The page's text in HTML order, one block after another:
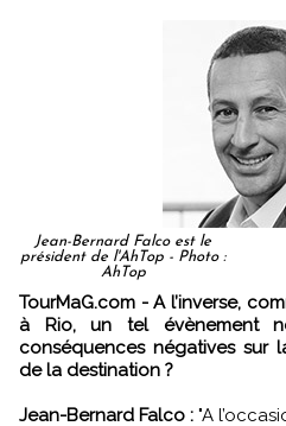
Jean-Bernard Falco est le
président de l'AhTop - Photo :
AhTop
TourMaG.com - A l’inverse, comme on a pu le voir en 2016
à Rio, un tel évènement
conséquences négatives sur
de la destination ?
Jean-Bernard Falco : "A